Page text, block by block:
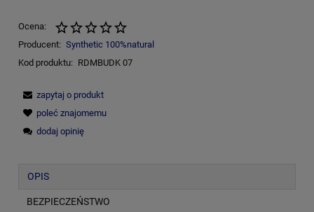
Ocena:
Producent: Synthetic 100%natural
Kod produktu: RDMBUDK 07
zapytaj o produkt
poleć znajomemu
dodaj opinię
OPIS
BEZPIECZEŃSTWO